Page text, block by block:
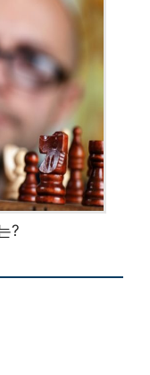
?